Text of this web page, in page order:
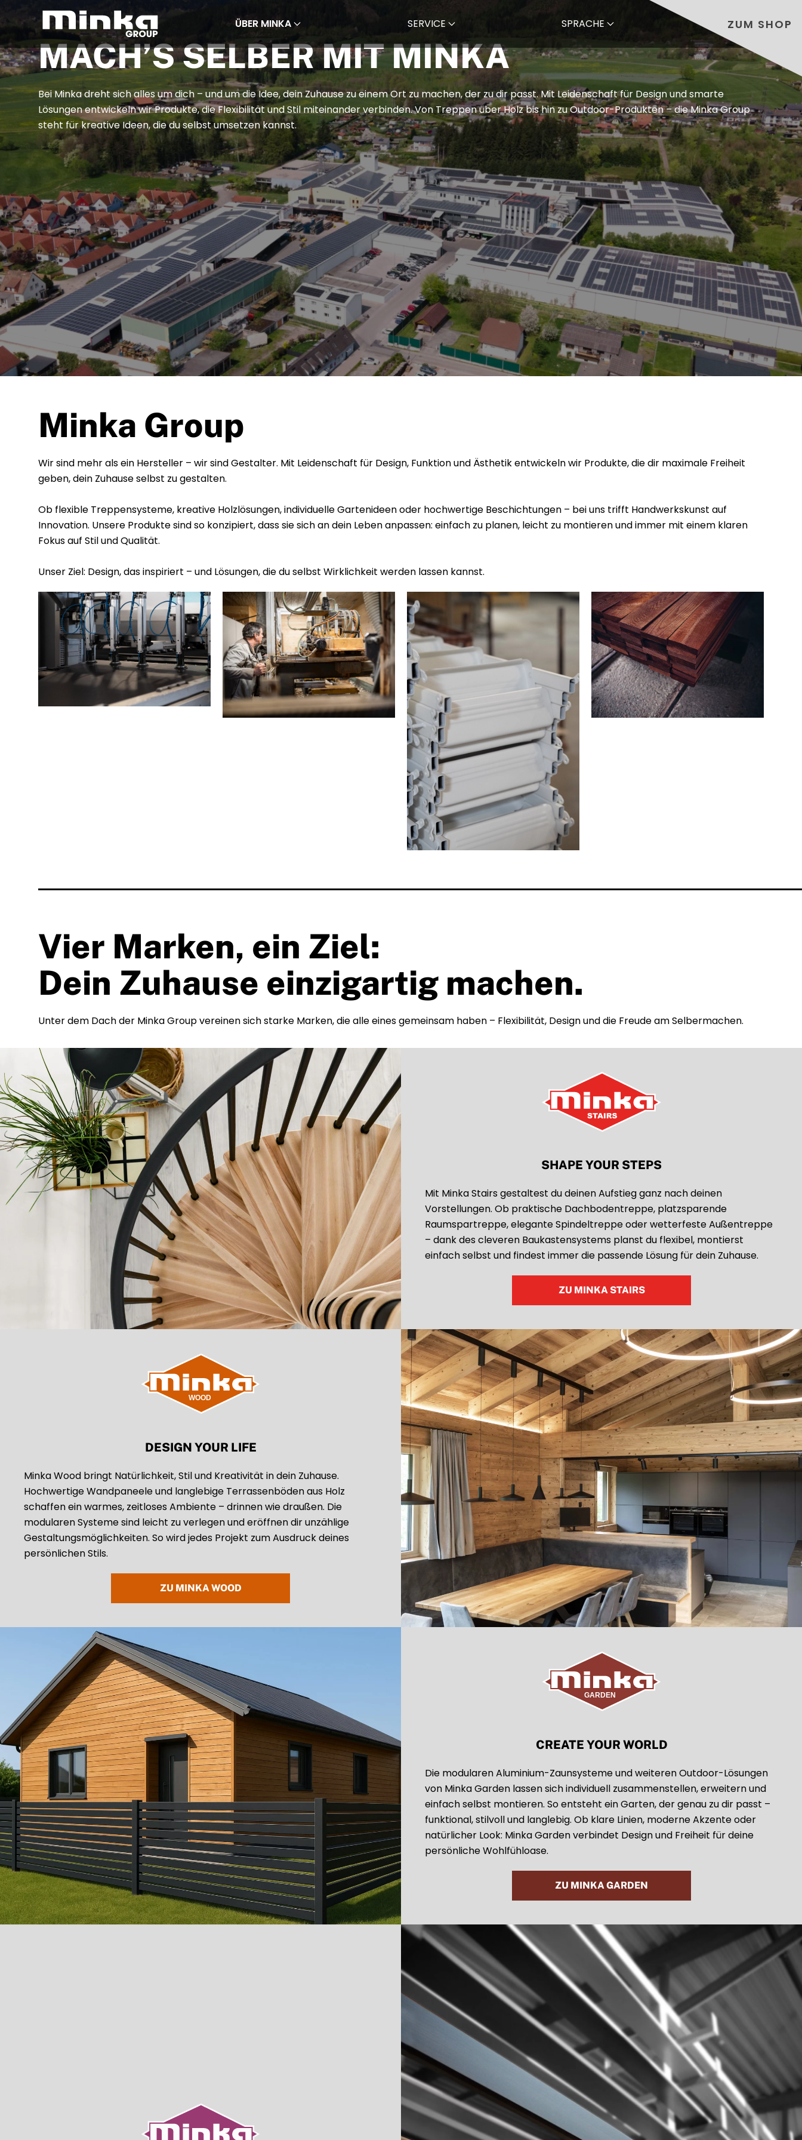
Zum Inhalt springen ÜBER MINKA SERVICE SPRACHE ZUM SHOP
MACH’S SELBER MIT MINKA
Bei Minka dreht sich alles um dich – und um die Idee, dein Zuhause zu einem Ort zu machen, der zu dir passt. Mit Leidenschaft für Design und smarte
Lösungen entwickeln wir Produkte, die Flexibilität und Stil miteinander verbinden. Von Treppen über Holz bis hin zu Outdoor-Produkten – die Minka Group
steht für kreative Ideen, die du selbst umsetzen kannst.
Minka Group
Wir sind mehr als ein Hersteller – wir sind Gestalter. Mit Leidenschaft für Design, Funktion und Ästhetik entwickeln wir Produkte, die dir maximale Freiheit
geben, dein Zuhause selbst zu gestalten.
Ob flexible Treppensysteme, kreative Holzlösungen, individuelle Gartenideen oder hochwertige Beschichtungen – bei uns trifft Handwerkskunst auf
Innovation. Unsere Produkte sind so konzipiert, dass sie sich an dein Leben anpassen: einfach zu planen, leicht zu montieren und immer mit einem klaren
Fokus auf Stil und Qualität.
Unser Ziel: Design, das inspiriert – und Lösungen, die du selbst Wirklichkeit werden lassen kannst.
Vier Marken, ein Ziel:
Dein Zuhause einzigartig machen.
Unter dem Dach der Minka Group vereinen sich starke Marken, die alle eines gemeinsam haben – Flexibilität, Design und die Freude am Selbermachen.
SHAPE YOUR STEPS
Mit Minka Stairs gestaltest du deinen Aufstieg ganz nach deinen
Vorstellungen. Ob praktische Dachbodentreppe, platzsparende
Raumspartreppe, elegante Spindeltreppe oder wetterfeste Außentreppe
– dank des cleveren Baukastensystems planst du flexibel, montierst
einfach selbst und findest immer die passende Lösung für dein Zuhause.
ZU MINKA STAIRS
DESIGN YOUR LIFE
Minka Wood bringt Natürlichkeit, Stil und Kreativität in dein Zuhause.
Hochwertige Wandpaneele und langlebige Terrassenböden aus Holz
schaffen ein warmes, zeitloses Ambiente – drinnen wie draußen. Die
modularen Systeme sind leicht zu verlegen und eröffnen dir unzählige
Gestaltungsmöglichkeiten. So wird jedes Projekt zum Ausdruck deines
persönlichen Stils.
ZU MINKA WOOD
CREATE YOUR WORLD
Die modularen Aluminium-Zaunsysteme und weiteren Outdoor-Lösungen
von Minka Garden lassen sich individuell zusammenstellen, erweitern und
einfach selbst montieren. So entsteht ein Garten, der genau zu dir passt –
funktional, stilvoll und langlebig. Ob klare Linien, moderne Akzente oder
natürlicher Look: Minka Garden verbindet Design und Freiheit für deine
persönliche Wohlfühloase.
ZU MINKA GARDEN